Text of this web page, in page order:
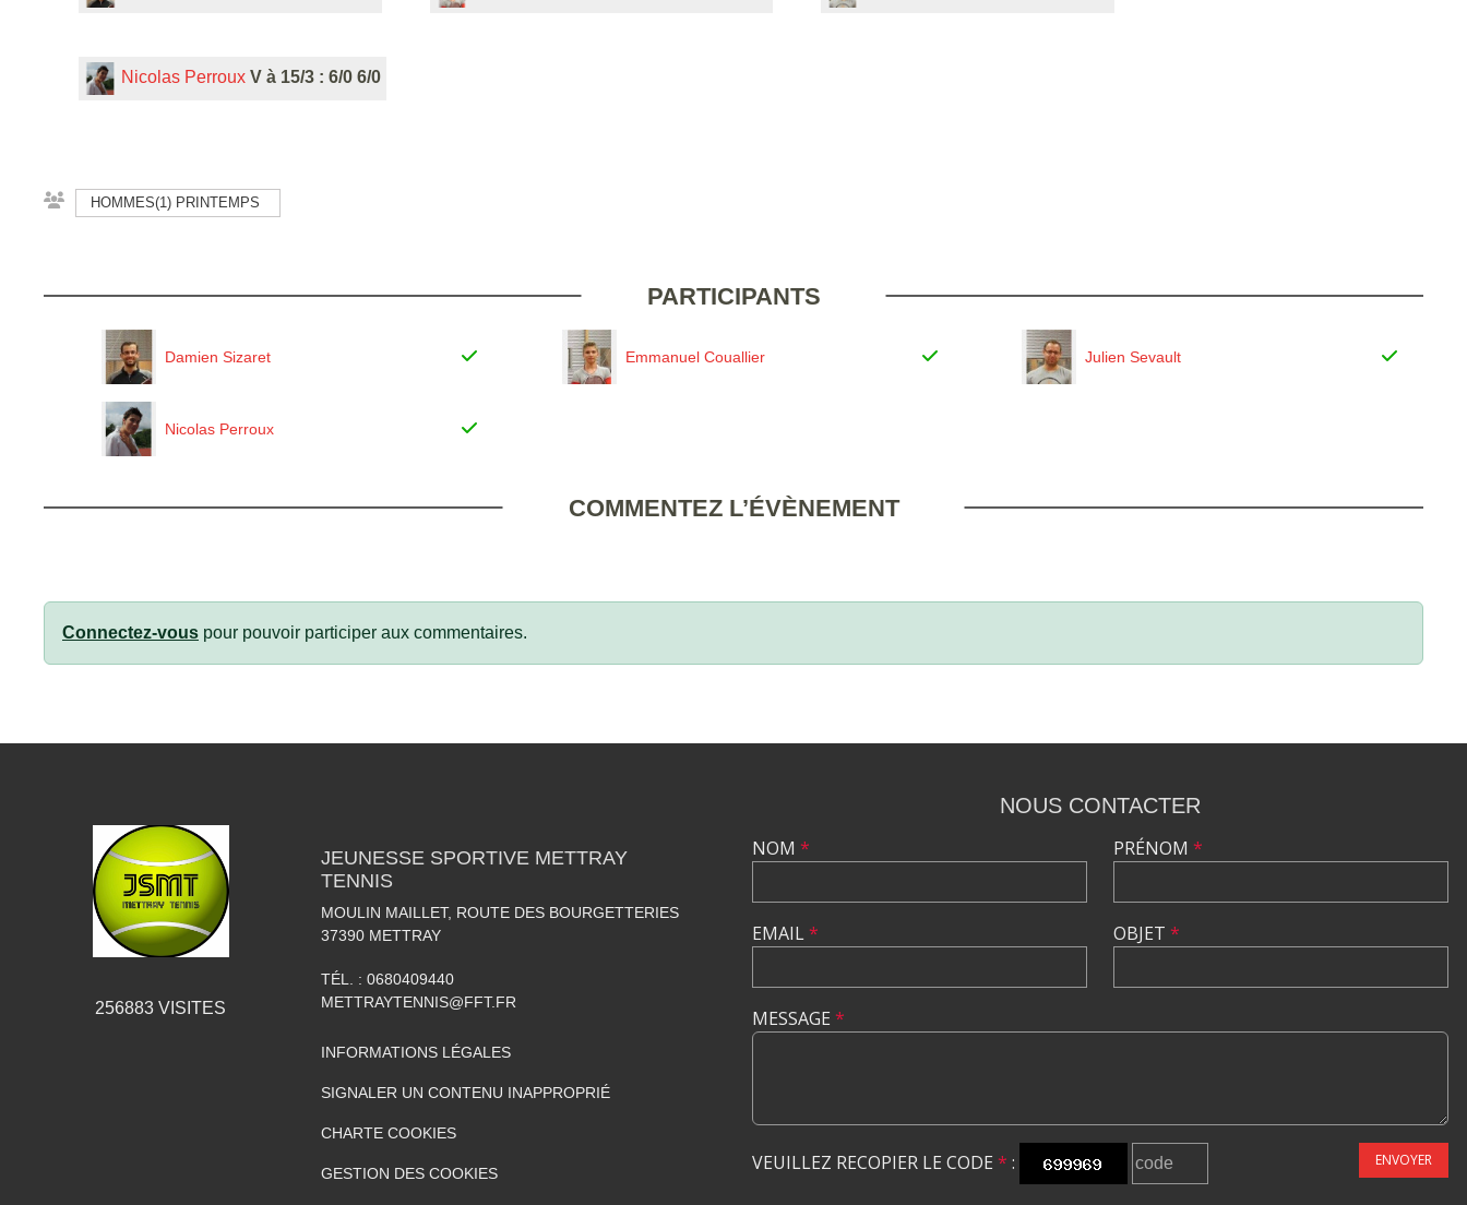
Nicolas Perroux V à 15/3 : 6/0 6/0
HOMMES(1) PRINTEMPS
PARTICIPANTS
Damien Sizaret Emmanuel Couallier Julien Sevault
Nicolas Perroux
COMMENTEZ L’ÉVÈNEMENT
Connectez-vous pour pouvoir participer aux commentaires.
256883 VISITES
JEUNESSE SPORTIVE METTRAY
TENNIS
MOULIN MAILLET, ROUTE DES BOURGETTERIES
37390 METTRAY
TÉL. : 0680409440
METTRAYTENNIS@FFT.FR
INFORMATIONS LÉGALES
SIGNALER UN CONTENU INAPPROPRIÉ
CHARTE COOKIES
GESTION DES COOKIES
NOUS CONTACTER
NOM *
EMAIL*
PRÉNOM *
OBJET *
MESSAGE *
VEUILLEZ RECOPIER LE CODE * : ENVOYER